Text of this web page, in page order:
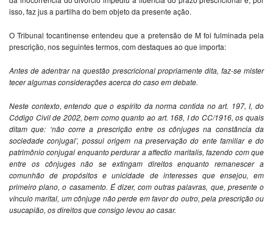
isso, faz jus a partilha do bem objeto da presente ação.
O Tribunal tocantinense entendeu que a pretensão de M foi fulminada pela
prescrição, nos seguintes termos, com destaques ao que importa:
Antes de adentrar na questão prescricional propriamente dita, faz-se mister
tecer algumas considerações acerca do caso em debate.
Neste contexto, entendo que o espírito da norma contida no art. 197, I, do
Código Civil de 2002, bem como quanto ao art. 168, I do CC/1916, os quais
ditam que: ‘não corre a prescrição entre os cônjuges na constância da
sociedade conjugal’, possui origem na preservação do ente familiar e do
patrimônio conjugal enquanto perdurar a affectio maritalis, fazendo com que
entre os cônjuges não se extingam direitos enquanto remanescer a
comunhão de propósitos e unicidade de interesses que ensejou, em
primeiro plano, o casamento. É dizer, com outras palavras, que, presente o
vínculo marital, um cônjuge não perde em favor do outro, pela prescrição ou
usucapião, os direitos que consigo levou ao casar.